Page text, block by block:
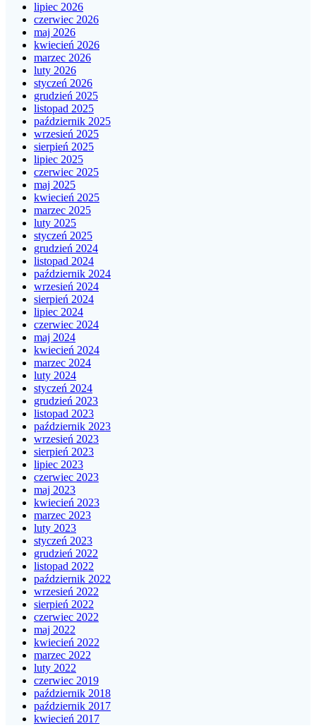
lipiec 2026
czerwiec 2026
maj 2026
kwiecień 2026
marzec 2026
luty 2026
styczeń 2026
grudzień 2025
listopad 2025
październik 2025
wrzesień 2025
sierpień 2025
lipiec 2025
czerwiec 2025
maj 2025
kwiecień 2025
marzec 2025
luty 2025
styczeń 2025
grudzień 2024
listopad 2024
październik 2024
wrzesień 2024
sierpień 2024
lipiec 2024
czerwiec 2024
maj 2024
kwiecień 2024
marzec 2024
luty 2024
styczeń 2024
grudzień 2023
listopad 2023
październik 2023
wrzesień 2023
sierpień 2023
lipiec 2023
czerwiec 2023
maj 2023
kwiecień 2023
marzec 2023
luty 2023
styczeń 2023
grudzień 2022
listopad 2022
październik 2022
wrzesień 2022
sierpień 2022
czerwiec 2022
maj 2022
kwiecień 2022
marzec 2022
luty 2022
czerwiec 2019
październik 2018
październik 2017
kwiecień 2017